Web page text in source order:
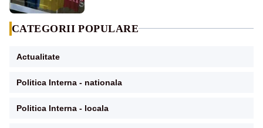
CATEGORII POPULARE
Actualitate
Politica Interna - nationala
Politica Interna - locala